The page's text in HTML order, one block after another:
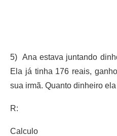
5) Ana estava juntando
Ela já tinha 176 reais,
sua irmã. Quanto dinheiro
R:
Calculo